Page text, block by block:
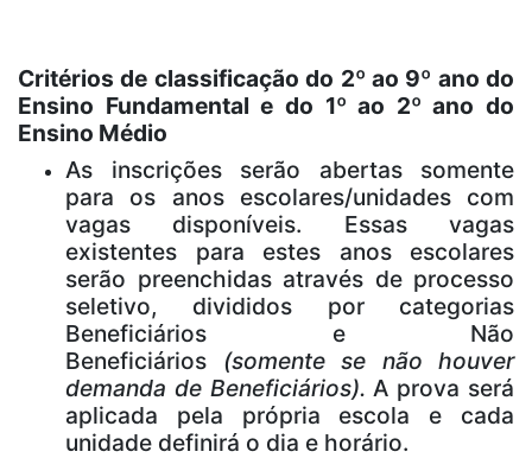
Critérios de classificação do 2º ao 9º ano do
Ensino Fundamental e do 1º ao 2º ano do
Ensino Médio
As inscrições serão abertas somente
para os anos escolares/unidades com
vagas disponíveis. Essas vagas
existentes para estes anos escolares
serão preenchidas através de processo
seletivo, divididos por categorias
Beneficiários e Não
Beneficiários (somente se não houver
demanda de Beneficiários).A prova será
aplicada pela própria escola e cada
unidade definirá o dia e horário.